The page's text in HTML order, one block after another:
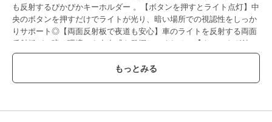
も反射するぴかぴかキーホルダー 。【ボタンを押すとライト点灯】中
央のボタンを押すだけでライトが光り、暗い場所での視認性をしっか
りサポート◎【両面反射板で夜道も安心】車のライトを反射する両面
反射板が、暗い環境でも存在感を発揮してくれる！【ネームタグ付
き】後面には無地の台紙入りネームタグがあり、名前を書き込んでお
けば子どもの持ち物管理に便利〇【色んなキャラクターから選べる】
豊富なキャラクターラインナップから推しを選んで、バッグをキュー